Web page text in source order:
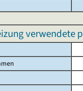
verwendete